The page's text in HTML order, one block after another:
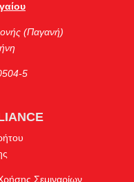
(Παγανή)
5
Σεμιναρίων